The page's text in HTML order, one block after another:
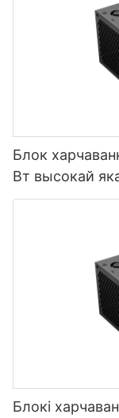
Блок
Вт высокай
Блокі